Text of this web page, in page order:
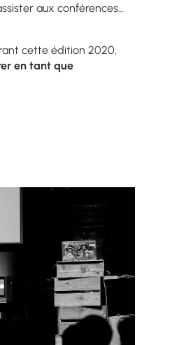
aux conférences…
cette édition 2020,
en tant que